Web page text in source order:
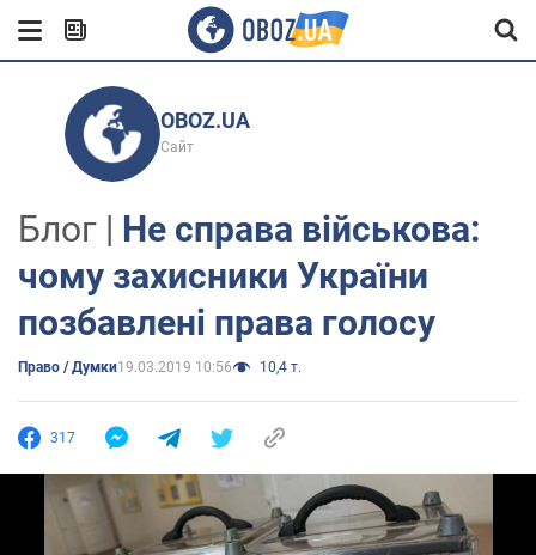
OBOZ.UA
Сайт
Блог | Не справа військова:
чому захисники України
позбавлені права голосу
Право / Думки19.03.2019 10:56 10,4 т.
317